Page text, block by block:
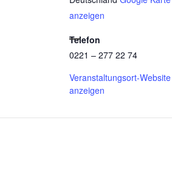
anzeigen
Telefon
0221 – 277 22 74
Veranstaltungsort-Website
anzeigen